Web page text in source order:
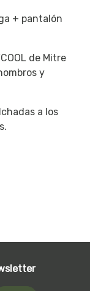
+ pantalón
de Mitre
y
a los